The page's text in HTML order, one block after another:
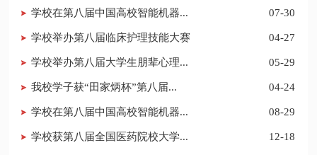
学校在第八届中国高校智能机器... 07-30
学校举办第八届临床护理技能大赛 04-27
学校举办第八届大学生朋辈心理... 05-29
我校学子获“田家炳杯”第八届... 04-24
学校在第八届中国高校智能机器... 08-29
学校获第八届全国医药院校大学... 12-18